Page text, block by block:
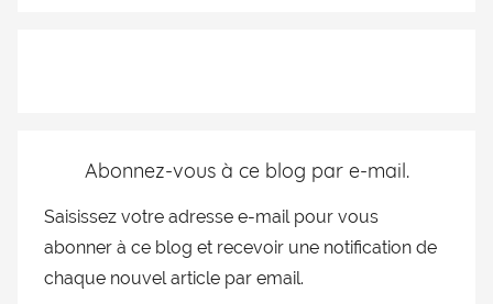
Abonnez-vous à ce blog par e-mail.
Saisissez votre adresse e-mail pour vous
abonner à ce blog et recevoir une notification de
chaque nouvel article par email.